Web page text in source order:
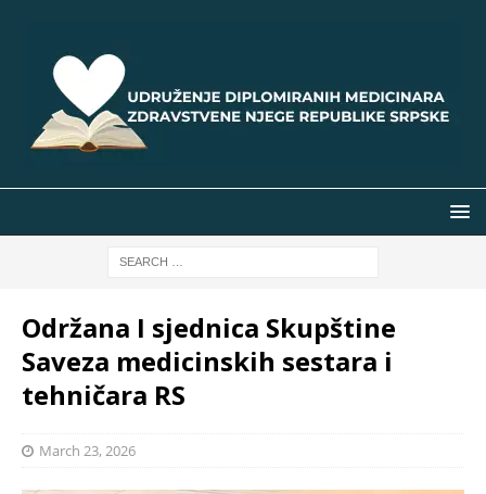
Održana I sjednica Skupštine
Saveza medicinskih sestara i
tehničara RS
March 23, 2026